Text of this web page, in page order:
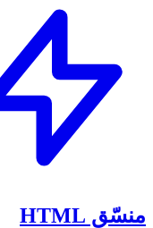
منسّق HTML